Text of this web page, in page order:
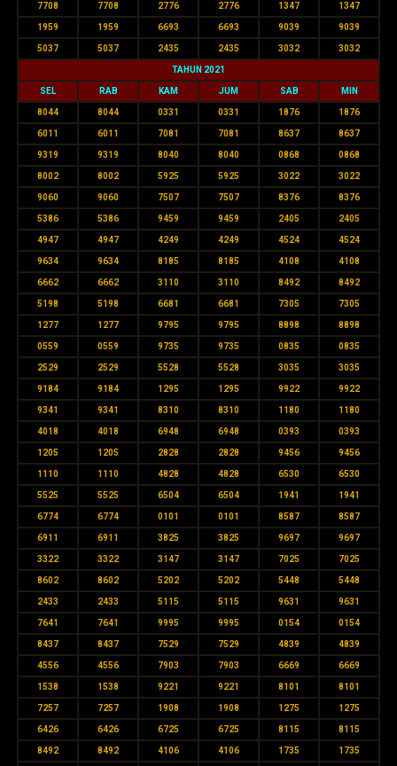
7708 7708 2776 2776 1347 1347
1959 1959 6693 6693 9039 9039
5037 5037 2435 2435 3032 3032
TAHUN 2021
SEL RAB KAM JUM SAB MIN
8044 8044 0331 0331 1876 1876
6011 6011 7081 7081 8637 8637
9319 9319 8040 8040 0868 0868
8002 8002 5925 5925 3022 3022
9060 9060 7507 7507 8376 8376
5386 5386 9459 9459 2405 2405
4947 4947 4249 4249 4524 4524
9634 9634 8185 8185 4108 4108
6662 6662 3110 3110 8492 8492
5198 5198 6681 6681 7305 7305
1277 1277 9795 9795 8898 8898
0559 0559 9735 9735 0835 0835
2529 2529 5528 5528 3035 3035
9184 9184 1295 1295 9922 9922
9341 9341 8310 8310 1180 1180
4018 4018 6948 6948 0393 0393
1205 1205 2828 2828 9456 9456
1110 1110 4828 4828 6530 6530
5525 5525 6504 6504 1941 1941
6774 6774 0101 0101 8587 8587
6911 6911 3825 3825 9697 9697
3322 3322 3147 3147 7025 7025
8602 8602 5202 5202 5448 5448
2433 2433 5115 5115 9631 9631
7641 7641 9995 9995 0154 0154
8437 8437 7529 7529 4839 4839
4556 4556 7903 7903 6669 6669
1538 1538 9221 9221 8101 8101
7257 7257 1908 1908 1275 1275
6426 6426 6725 6725 8115 8115
8492 8492 4106 4106 1735 1735